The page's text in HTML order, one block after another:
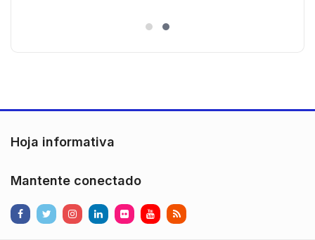
)130° de Visión (Gran Angular)
Hoja informativa
Mantente conectado